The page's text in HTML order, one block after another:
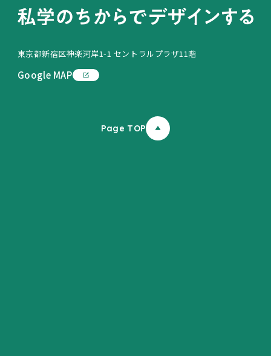
東京都新宿区神楽河岸1-1 セントラルプラザ11階
Google MAP
Page TOP